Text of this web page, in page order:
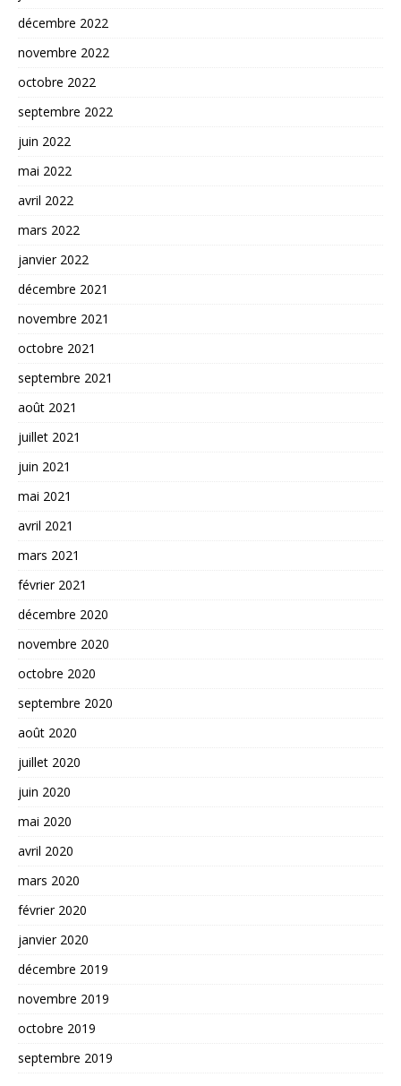
décembre 2022
novembre 2022
octobre 2022
septembre 2022
juin 2022
mai 2022
avril 2022
mars 2022
janvier 2022
décembre 2021
novembre 2021
octobre 2021
septembre 2021
août 2021
juillet 2021
juin 2021
mai 2021
avril 2021
mars 2021
février 2021
décembre 2020
novembre 2020
octobre 2020
septembre 2020
août 2020
juillet 2020
juin 2020
mai 2020
avril 2020
mars 2020
février 2020
janvier 2020
décembre 2019
novembre 2019
octobre 2019
septembre 2019